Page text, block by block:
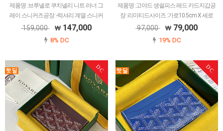
제품명 :브루넬로 쿠치넬리 니트 러너 그
레이 스니커즈공장 :-럭셔리 계열 스니커
즈는 메이저 공장에서 취급되는 모델 많이
장과제가 현지에서 직접 발품 팔으며 체크
159,000 147,000
8% DC
제품명 :고야드 생쉴피스 레드 카드지갑공
장 :리미티드사이즈 :가로10.5cm X 세로
7cm색상 :레드소재 :캔버스 앤카프스킨고
소화된 공장입니다.고야드에서 많이 사용
97,000 79,000
19% DC
DC DC